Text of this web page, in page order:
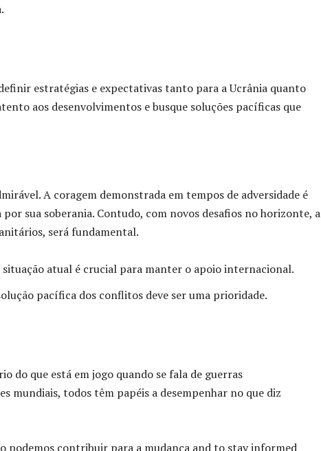
estratégias e expectativas tanto para a Ucrânia quanto
aos desenvolvimentos e busque soluções pacíficas que
A coragem demonstrada em tempos de adversidade é
sua soberania. Contudo, com novos desafios no horizonte, a
será fundamental.
atual é crucial para manter o apoio internacional.
pacífica dos conflitos deve ser uma prioridade.
do que está em jogo quando se fala de guerras
mundiais, todos têm papéis a desempenhar no que diz
podemos contribuir para a mudança and to stay informed